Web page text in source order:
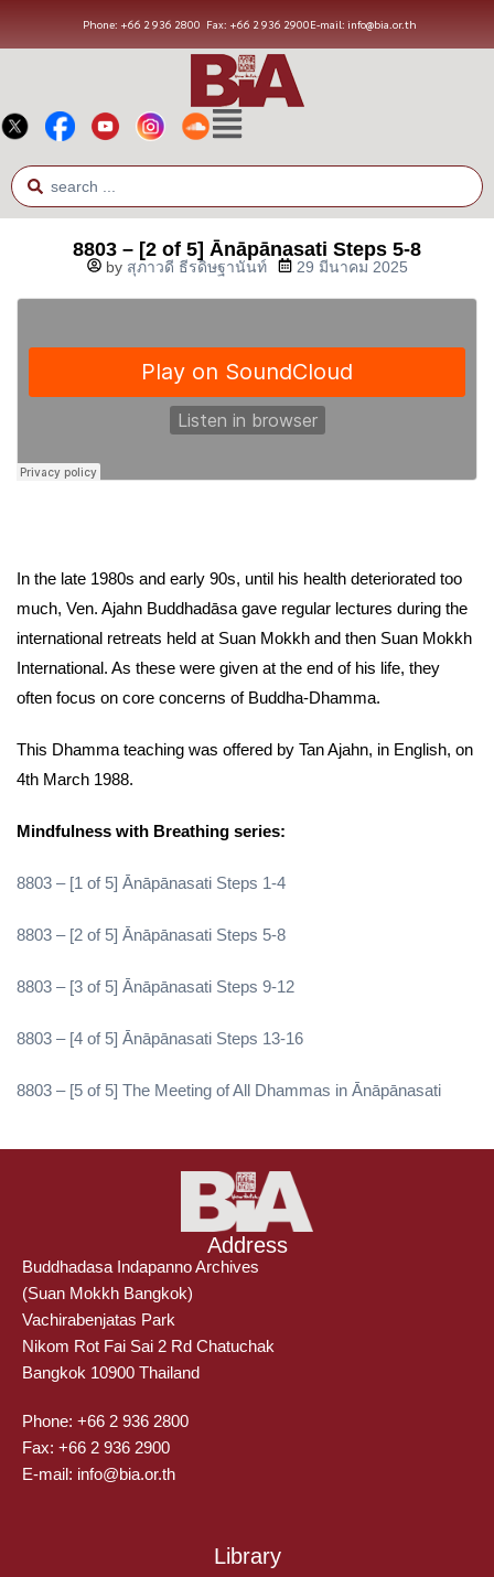
Phone: +66 2 936 2800 Fax: +66 2 936 2900E-mail: info@bia.or.th
8803 – [2 of 5] Ānāpānasati Steps 5-8
by สุภาวดี ธีรดิษฐานันท์ 29 มีนาคม 2025
In the late 1980s and early 90s, until his health deteriorated too
much, Ven. Ajahn Buddhadāsa gave regular lectures during the
international retreats held at Suan Mokkh and then Suan Mokkh
International. As these were given at the end of his life, they
often focus on core concerns of Buddha-Dhamma.
This Dhamma teaching was offered by Tan Ajahn, in English, on
4th March 1988.
Mindfulness with Breathing series:
8803 – [1 of 5] Ānāpānasati Steps 1-4
8803 – [2 of 5] Ānāpānasati Steps 5-8
8803 – [3 of 5] Ānāpānasati Steps 9-12
8803 – [4 of 5] Ānāpānasati Steps 13-16
8803 – [5 of 5] The Meeting of All Dhammas in Ānāpānasati
Address
Buddhadasa Indapanno Archives
(Suan Mokkh Bangkok)
Vachirabenjatas Park
Nikom Rot Fai Sai 2 Rd Chatuchak
Bangkok 10900 Thailand
Phone: +66 2 936 2800
Fax: +66 2 936 2900
E-mail: info@bia.or.th
Library